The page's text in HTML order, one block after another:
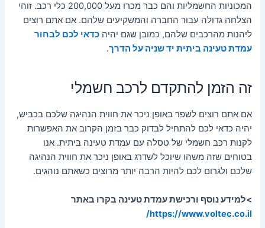
המכוניות החשמליות והם כבר מכרו מעל 200,000 כלי רכב. זוהי
הצלחה גדולה עבור החברה והמשקיעים שלהם. אם אתם רוצים
ליהנות מהרכבים שלהם, כמובן שגם יהיהכדאי לכם לבחור
עמדת טעינה ביתית יד שניה על הדרך.
זה הזמן להתקדם לרכב חשמלי
אם אתם רוצים לשפר באופן ניכר את חווית הנהיגה שלכם בכביש,
יהיה כדאי לכם להתחיל לבדוק כבר בזמן הקרוב את האפשרות
לקנות רכב חשמלי של טסלה עם עמדת טעינה ביתית. אנו
בטוחים שזה משהו שיוכל לשדרג באופן ניכר את חווית הנהיגה
שלכם ולגרום לכם להיות הרבה יותר מרוצים כשאתם נוהגים.
>למידע נוסף ורכישת עמדת טעינה בקרו באתר
https://www.voltec.co.il/